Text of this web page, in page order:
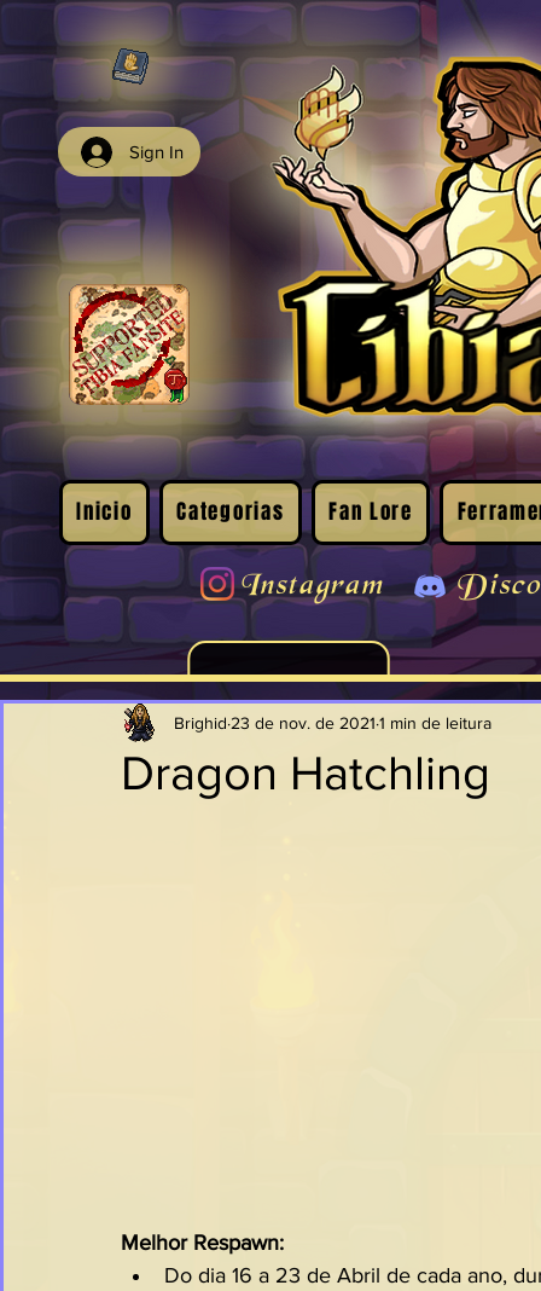
Sign In
Inicio Categorias Fan Lore
Instagram
Dragon Hatchling
Brighid 23 de nov. de 2021 1 min de leitura
Melhor Respawn:
Do dia 16 a 23 de Abril de cada ano,